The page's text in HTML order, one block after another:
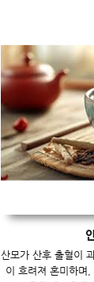
산모가 산후 출혈이
이 흐려져 혼미하며